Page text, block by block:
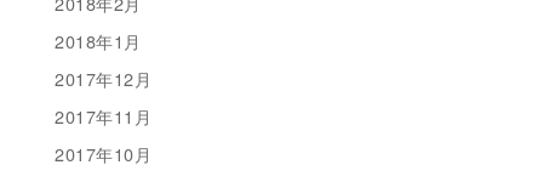
2018年1月
2017年12月
2017年11月
2017年10月